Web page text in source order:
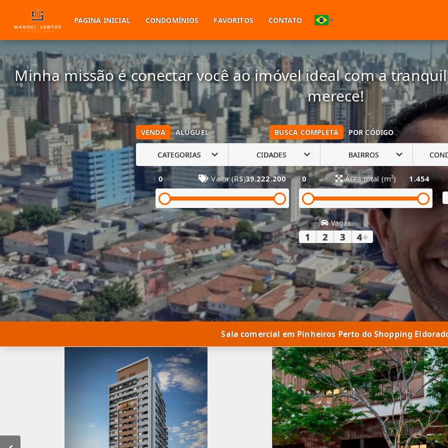
(11) 94748-1601
PAGINA INICIAL CONDOMÍNIOS FAVORITOS CONTATO
Minha missão é conectar você ao imóvel ideal com a
merece!
VENDA ALUGUEL BUSCA COMPLETA POR CÓDIGO
CATEGORIAS CIDADES BAIRROS
0 Valor (R$)39.222.200 0 Área total (m²) 1.454
Vagas
1 2 3 4+
Sala comercial em Pinheiros Perto do Shopping